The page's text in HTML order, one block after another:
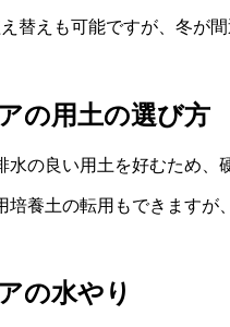
替えも可能ですが、冬が
の用土の選び方
水の良い用土を好むため、
培養土の転用もできますが
の水やり